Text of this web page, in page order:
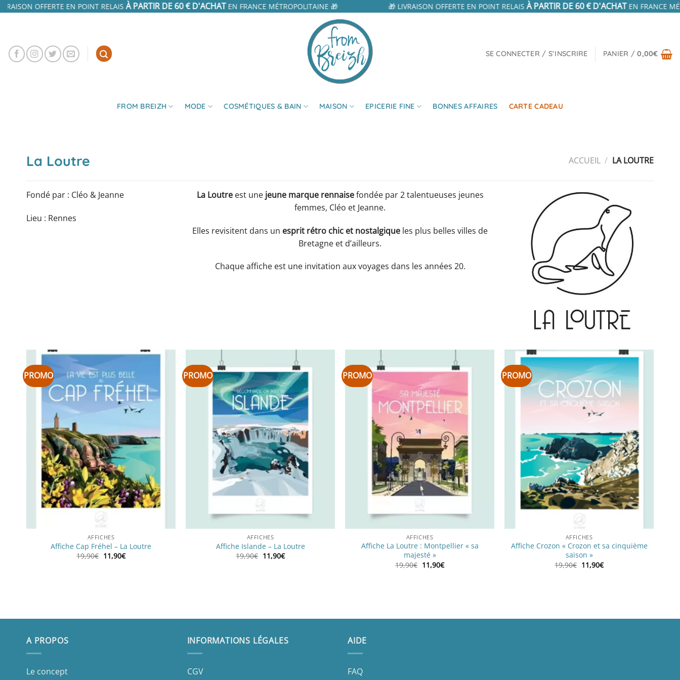
Passer
OFFERTE EN POINT RELAISÀ PARTIR DE 60 € D'ACHATEN FRANCE MÉTROPOLITAINE 🎁 🎁 LIVRAISON OFFERTE EN POINT RELAISÀ PARTIR DE 60 € D'ACHATEN FRANCE
SE CONNECTER / S’INSCRIRE PANIER /0,00€
FROM BREIZH MODE COSMÉTIQUES & BAIN MAISON EPICERIE FINE BONNES AFFAIRES CARTE CADEAU
La Loutre ACCUEIL / LA LOUTRE
Fondé par : Cléo & Jeanne
Lieu : Rennes
La Loutreest une jeune marque rennaisefondée par 2 talentueuses jeunes
femmes, Cléo et Jeanne.
Elles revisitent dans un esprit rétro chic et nostalgique les plus belles villes de
Bretagne et d’ailleurs.
Chaque affiche est une invitation aux voyages dans les années 20.
PROMO
AFFICHES
Affiche Cap Fréhel – La Loutre
19,90€ Le
11,90€Le
PROMO
AFFICHES
Affiche Islande – La Loutre
19,90€ Le
11,90€Le
PROMO
AFFICHES
Affiche La Loutre : Montpellier « sa
majesté »
19,90€ Le
prix
11,90€Le
PROMO
AFFICHES
Affiche Crozon « Crozon et sa cinquième
saison »
19,90€ Le
prix
11,90€Le
A PROPOS
Le concept
INFORMATIONS LÉGALES
CGV
AIDE
FAQ